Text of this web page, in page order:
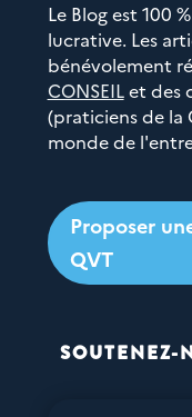
Le Blog est 100
lucrative. Les
bénévolement
CONSEILet des
(praticiens de la
monde de
Proposer
QVT
SOUTENEZ-